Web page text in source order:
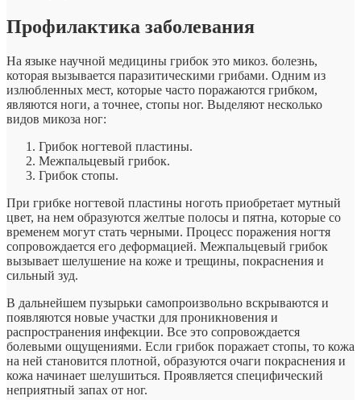
Профилактика заболевания
На языке научной медицины грибок это микоз. болезнь,
которая вызывается паразитическими грибами. Одним из
излюбленных мест, которые часто поражаются грибком,
являются ноги, а точнее, стопы ног. Выделяют несколько
видов микоза ног:
Грибок ногтевой пластины.
Межпальцевый грибок.
Грибок стопы.
При грибке ногтевой пластины ноготь приобретает мутный
цвет, на нем образуются желтые полосы и пятна, которые со
временем могут стать черными. Процесс поражения ногтя
сопровождается его деформацией. Межпальцевый грибок
вызывает шелушение на коже и трещины, покраснения и
сильный зуд.
В дальнейшем пузырьки самопроизвольно вскрываются и
появляются новые участки для проникновения и
распространения инфекции. Все это сопровождается
болевыми ощущениями. Если грибок поражает стопы, то кожа
на ней становится плотной, образуются очаги покраснения и
кожа начинает шелушиться. Проявляется специфический
неприятный запах от ног.